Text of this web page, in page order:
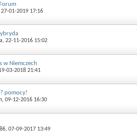
27-01-2019 17:16
, 22-11-2016 15:02
w Niemczech
03-2018 21:41
pomocy!
, 09-12-2016 16:30
, 07-09-2017 13:49